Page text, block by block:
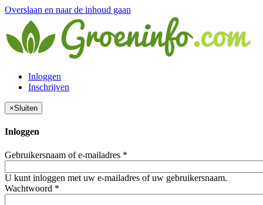
Overslaan en naar de inhoud gaan
Inloggen
Inschrijven
×Sluiten
Inloggen
Gebruikersnaam of e-mailadres *
U kunt inloggen met uw e-mailadres of uw gebruikersnaam.
Wachtwoord *